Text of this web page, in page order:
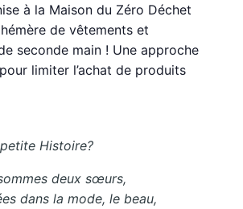
à la Maison du Zéro Déchet
de vêtements et
seconde main ! Une approche
limiter l’achat de produits
Histoire?
deux sœurs,
dans la mode, le beau,